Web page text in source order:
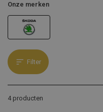
Onze merken
Filter
4 producten